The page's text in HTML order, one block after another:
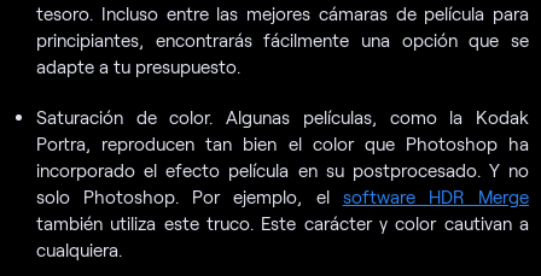
tesoro. Incluso entre las mejores cámaras de película para
principiantes, encontrarás fácilmente una opción que se
adapte a tu presupuesto.
Saturación de color. Algunas películas, como la Kodak
Portra, reproducen tan bien el color que Photoshop ha
incorporado el efecto película en su postprocesado. Y no
solo Photoshop. Por ejemplo, el software HDR Merge
también utiliza este truco. Este carácter y color cautivan a
cualquiera.